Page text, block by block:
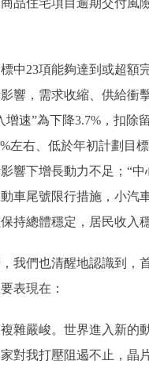
品住宅項目逾期交付風
23項能夠達到或超額
響，需求收縮、供給衝
增速”為下降3.7%，扣
左右、低於年初計劃目
響下增長動力不足；“
車尾號限行措施，小汽
持總體穩定，居民收入
們也清醒地認識到，首
表現在：
嚴峻。世界進入新的動
對我打壓阻遏不止，晶